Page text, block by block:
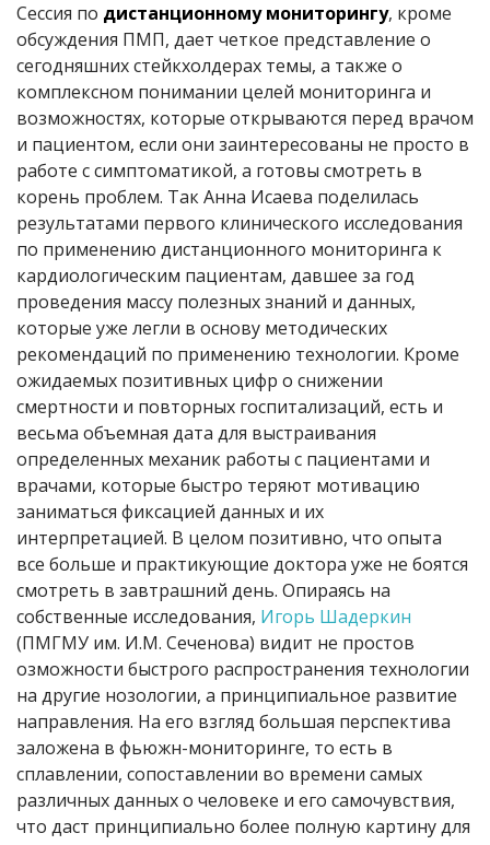
Сессия по дистанционному мониторингу, кроме
обсуждения ПМП, дает четкое представление о
сегодняшних стейкхолдерах темы, а также о
комплексном понимании целей мониторинга и
возможностях, которые открываются перед врачом
и пациентом, если они заинтересованы не просто в
работе с симптоматикой, а готовы смотреть в
корень проблем. Так Анна Исаева поделилась
результатами первого клинического исследования
по применению дистанционного мониторинга к
кардиологическим пациентам, давшее за год
проведения массу полезных знаний и данных,
которые уже легли в основу методических
рекомендаций по применению технологии. Кроме
ожидаемых позитивных цифр о снижении
смертности и повторных госпитализаций, есть и
весьма объемная дата для выстраивания
определенных механик работы с пациентами и
врачами, которые быстро теряют мотивацию
заниматься фиксацией данных и их
интерпретацией. В целом позитивно, что опыта
все больше и практикующие доктора уже не боятся
смотреть в завтрашний день. Опираясь на
собственные исследования, Игорь Шадеркин
(ПМГМУ им. И.М. Сеченова) видит не простов
озможности быстрого распространения технологии
на другие нозологии, а принципиальное развитие
направления. На его взгляд большая перспектива
заложена в фьюжн-мониторинге, то есть в
сплавлении, сопоставлении во времени самых
различных данных о человеке и его самочувствия,
что даст принципиально более полную картину для